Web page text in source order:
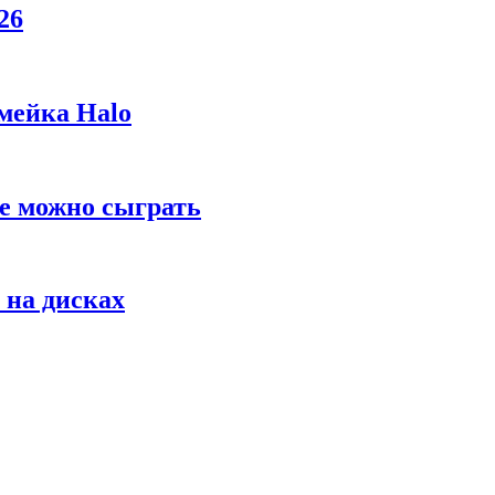
Halo
можно сыграть
дисках